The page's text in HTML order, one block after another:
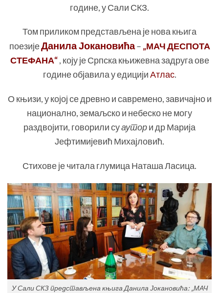
године, у Сали СКЗ.
Том приликом представљена је нова књига
поезијеДанила Јокановића – „МАЧ ДЕСПОТА
СТЕФАНА“, коју је Српска књижевна задруга ове
године објавила у едицијиАтлас.
О књизи, у којој се древно и савремено, завичајно и
национално, земаљско и небеско не могу
раздвојити, говорили суаутори др Марија
Јефтимијевић Михајловић.
Стихове је читала глумица Наташа Ласица.
У Сали СКЗ представљена књига Данила Јокановића: „МАЧ